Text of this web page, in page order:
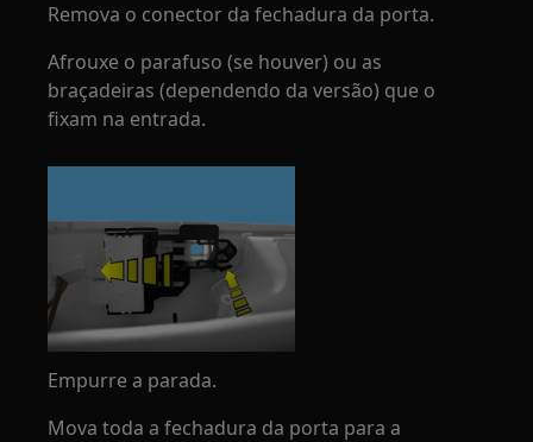
Remova o conector da fechadura da porta.
Afrouxe o parafuso (se houver) ou as
braçadeiras (dependendo da versão) que o
fixam na entrada.
Empurre a parada.
Mova toda a fechadura da porta para a